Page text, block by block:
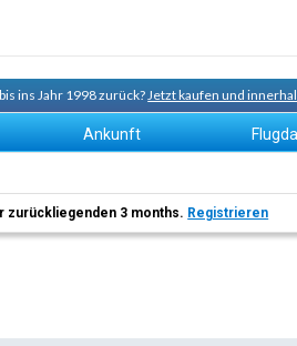
ins Jahr 1998 zurück?Jetzt kaufen und
Ankunft
zurückliegenden 3 months. Registrieren